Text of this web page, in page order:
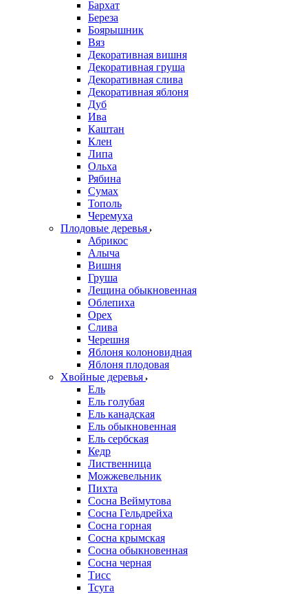
Бархат
Береза
Боярышник
Вяз
Декоративная вишня
Декоративная груша
Декоративная слива
Декоративная яблоня
Дуб
Ива
Каштан
Клен
Липа
Ольха
Рябина
Сумах
Тополь
Черемуха
Плодовые деревья
Абрикос
Алыча
Вишня
Груша
Лещина обыкновенная
Облепиха
Орех
Слива
Черешня
Яблоня колоновидная
Яблоня плодовая
Хвойные деревья
Ель
Ель голубая
Ель канадская
Ель обыкновенная
Ель сербская
Кедр
Лиственница
Можжевельник
Пихта
Сосна Веймутова
Сосна Гельдрейха
Сосна горная
Сосна крымская
Сосна обыкновенная
Сосна черная
Тисс
Тсуга